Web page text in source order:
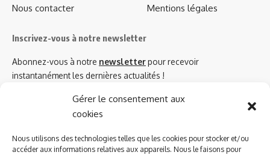
Gérer le consentement aux
cookies
Nous utilisons des technologies telles que les cookies pour stocker et/ou
accéder aux informations relatives aux appareils. Nous le faisons pour
Nous contacter
Mentions légales
Inscrivez-vous à notre newsletter
Abonnez-vous à notre newsletterpour recevoir
instantanément les dernières actualités !
Azinat.com TV soutient